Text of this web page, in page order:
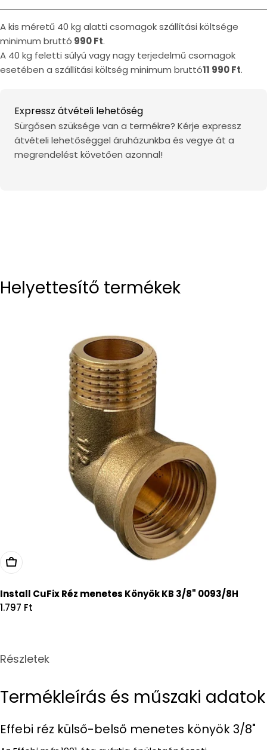
A kis méretű 40 kg alatti csomagok szállítási költsége
minimum bruttó 990 Ft.
A 40 kg feletti súlyú vagy nagy terjedelmű csomagok
esetében a szállítási költség minimum bruttó11 990 Ft.
Expressz átvételi lehetőség
Sürgősen szüksége van a termékre? Kérje expressz
átvételi lehetőséggel áruházunkba és vegye át a
megrendelést követően azonnal!
Helyettesítő termékek
Kosárba
Install CuFix Réz menetes Könyök KB 3/8" 0093/8H
Regular
1.797 Ft
Részletek
Termékleírás és műszaki adatok
Effebi réz külső-belső menetes könyök 3/8"